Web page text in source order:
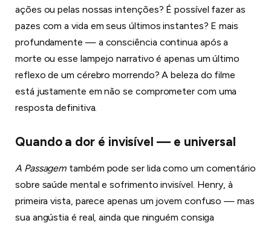
ações ou pelas nossas intenções? É possível fazer as
pazes com a vida em seus últimos instantes? E mais
profundamente — a consciência continua após a
morte ou esse lampejo narrativo é apenas um último
reflexo de um cérebro morrendo? A beleza do filme
está justamente em não se comprometer com uma
resposta definitiva.
Quando a dor é invisível — e universal
A Passagem também pode ser lida como um comentário
sobre saúde mental e sofrimento invisível. Henry, à
primeira vista, parece apenas um jovem confuso — mas
sua angústia é real, ainda que ninguém consiga